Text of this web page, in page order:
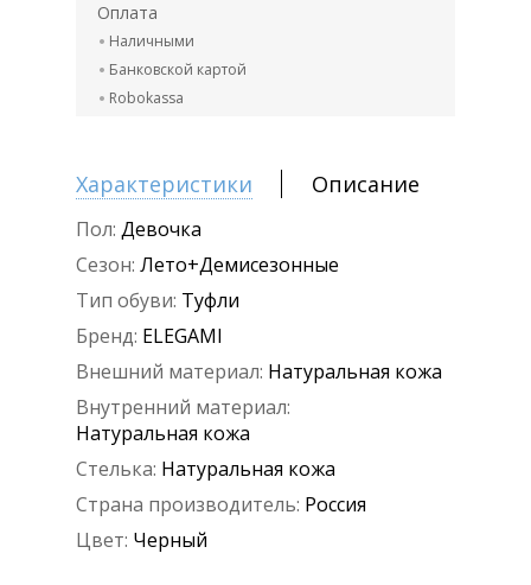
Оплата
Наличными
Банковской картой
Robokassa
Характеристики Описание
Пол: Девочка
Сезон: Лето+Демисезонные
Тип обуви: Туфли
Бренд: ELEGAMI
Внешний материал: Натуральная кожа
Внутренний материал:
Натуральная кожа
Стелька: Натуральная кожа
Страна производитель: Россия
Цвет: Черный